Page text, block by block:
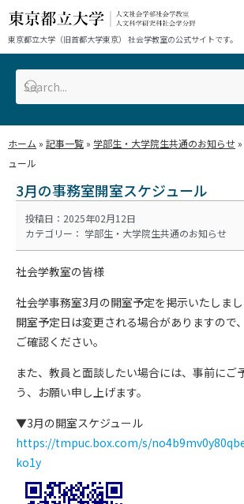
東京都立大学（旧首都大学東京） 社会学教室の公式サイトです。
ホーム » 記事一覧 » 学部生・大学院生共通のお知らせ »
ュール
3月の事務室開室スケジュール
投稿日：2025年02月12日
カテゴリー： 学部生・大学院生共通のお知らせ
社会学教室の皆様
社会学事務室3月の開室予定を掲示いたしまし
開室予定日は変更される場合がありますので
ご確認ください。
また、教員と面談したい場合には、事前にご
う、お願い申し上げます。
▼3月の開室スケジュール
https://tmpuc.box.com/s/
ko1y